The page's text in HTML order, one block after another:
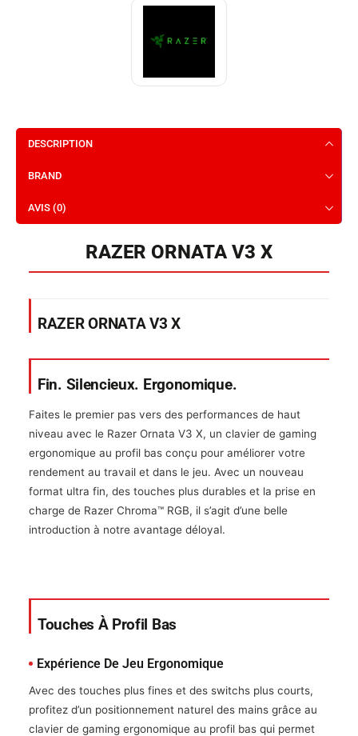
DESCRIPTION
BRAND
AVIS (0)
RAZER ORNATA V3 X
RAZER ORNATA V3 X
Fin. Silencieux. Ergonomique.
Faites le premier pas vers des performances de haut
niveau avec le Razer Ornata V3 X, un clavier de gaming
ergonomique au profil bas conçu pour améliorer votre
rendement au travail et dans le jeu. Avec un nouveau
format ultra fin, des touches plus durables et la prise en
charge de Razer Chroma™ RGB, il s’agit d’une belle
introduction à notre avantage déloyal.
Touches À Profil Bas
Expérience De Jeu Ergonomique
Avec des touches plus fines et des switchs plus courts,
profitez d’un positionnement naturel des mains grâce au
clavier de gaming ergonomique au profil bas qui permet